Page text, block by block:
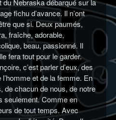
du Nebraska débarqué sur la
fichu d’avance. Il n’ont
que si. Deux paumés,
fraîche, adorable,
beau, passionné. Il
fera tout pour le garder.
c’est parler d’eux, des
et de la femme. En
de chacun de nous, de notre
seulement. Comme en
de tout temps. Avec